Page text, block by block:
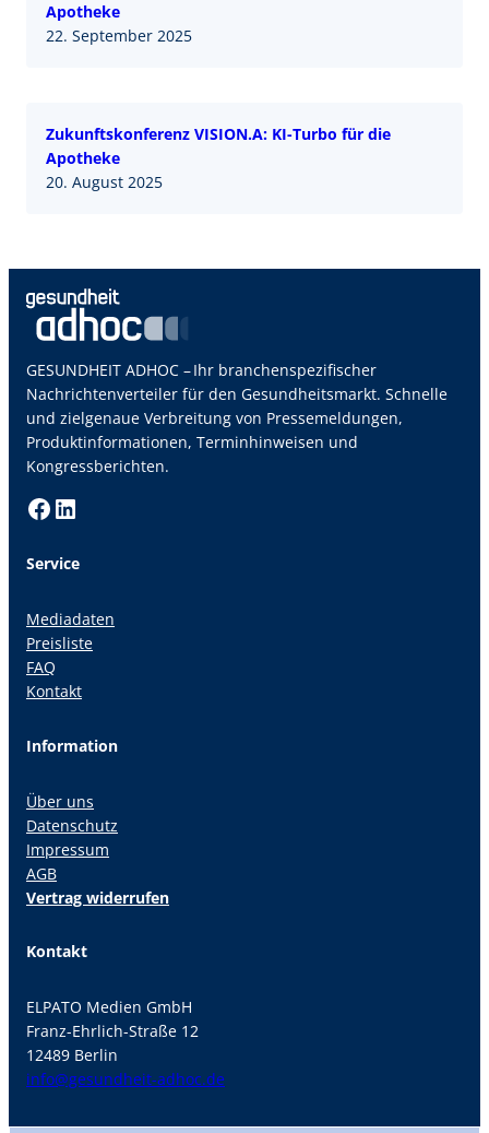
Apotheke
22. September 2025
Zukunftskonferenz VISION.A: KI-Turbo für die
Apotheke
20. August 2025
GESUNDHEIT ADHOC – Ihr branchenspezifischer
Nachrichtenverteiler für den Gesundheitsmarkt. Schnelle
und zielgenaue Verbreitung von Pressemeldungen,
Produktinformationen, Terminhinweisen und
Kongressberichten.
Facebook LinkedIn
Service
Mediadaten
Preisliste
FAQ
Kontakt
Information
Über uns
Datenschutz
Impressum
AGB
Vertrag widerrufen
Kontakt
ELPATO Medien GmbH
Franz-Ehrlich-Straße 12
12489 Berlin
info@gesundheit-adhoc.de